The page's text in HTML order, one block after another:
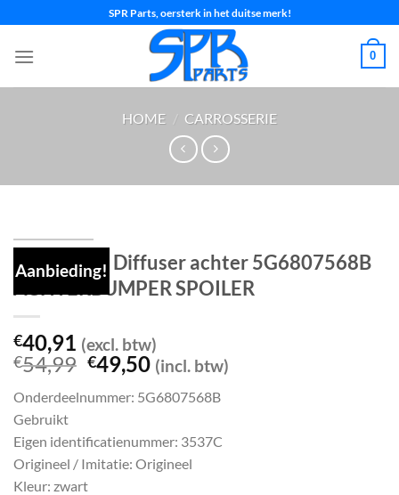
inhoud
SPR Parts, oersterk in het duitse merk!
0
HOME / CARROSSERIE
Aanbieding!
GOLF 7 VII Diffuser achter 5G6807568B
ACHTERBUMPER SPOILER
€40,91 (excl. btw)
€54,99 Oorspronkelijke
prijs
was:
€49,50Huidige
prijs
is:
(incl. btw)
Onderdeelnummer: 5G6807568B
Gebruikt
Eigen identificatienummer: 3537C
Origineel / Imitatie: Origineel
Kleur: zwart